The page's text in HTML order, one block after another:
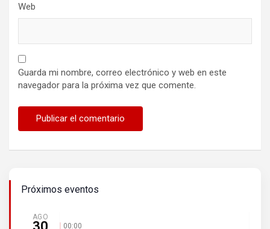
Web
Guarda mi nombre, correo electrónico y web en este
navegador para la próxima vez que comente.
Próximos eventos
AGO
00:00